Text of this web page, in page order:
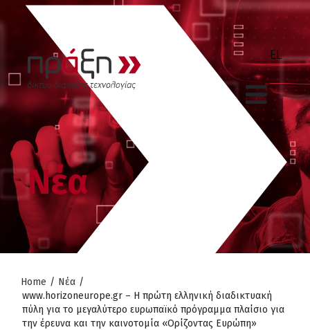
Νέα
Home / Νέα /
www.horizoneurope.gr – Η πρώτη ελληνική διαδικτυακή
πύλη για το μεγαλύτερο ευρωπαїκό πρόγραμμα πλαίσιο για
την έρευνα και την καινοτομία «Ορίζοντας Ευρώπη»